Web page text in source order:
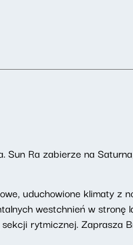
Sun Ra zabierze na
uduchowione klimaty z
westchnień w
rytmicznej. Zaprasza